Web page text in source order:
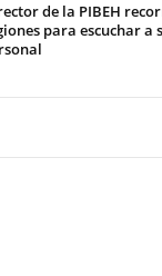
de la PIBEH
para escuchar a